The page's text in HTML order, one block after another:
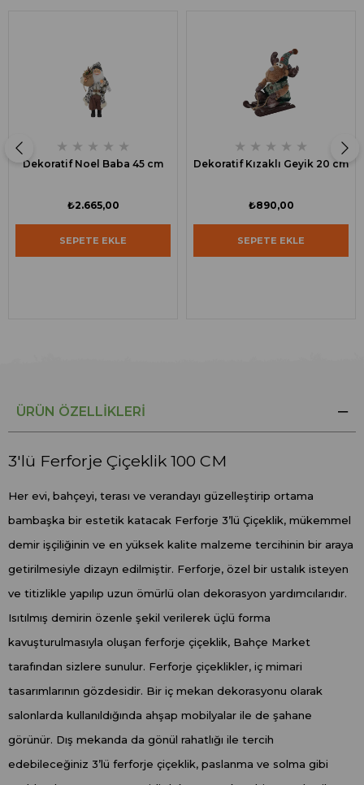
★ ★ ★ ★ ★
Dekoratif Noel Baba 45 cm
₺2.665,00
SEPETE EKLE
★ ★ ★ ★ ★
Dekoratif Kızaklı Geyik 20 cm
₺890,00
SEPETE EKLE
ÜRÜN ÖZELLIKLERI
3'lü Ferforje Çiçeklik 100 CM
Her evi, bahçeyi, terası ve verandayı güzelleştirip ortama
bambaşka bir estetik katacak Ferforje 3’lü Çiçeklik, mükemmel
demir işçiliğinin ve en yüksek kalite malzeme tercihinin bir araya
getirilmesiyle dizayn edilmiştir. Ferforje, özel bir ustalık isteyen
ve titizlikle yapılıp uzun ömürlü olan dekorasyon yardımcılarıdır.
Isıtılmış demirin özenle şekil verilerek üçlü forma
kavuşturulmasıyla oluşan ferforje çiçeklik, Bahçe Market
tarafından sizlere sunulur. Ferforje çiçeklikler, iç mimari
tasarımlarının gözdesidir. Bir iç mekan dekorasyonu olarak
salonlarda kullanıldığında ahşap mobilyalar ile de şahane
görünür. Dış mekanda da gönül rahatlığı ile tercih
edebileceğiniz 3’lü ferforje çiçeklik, paslanma ve solma gibi